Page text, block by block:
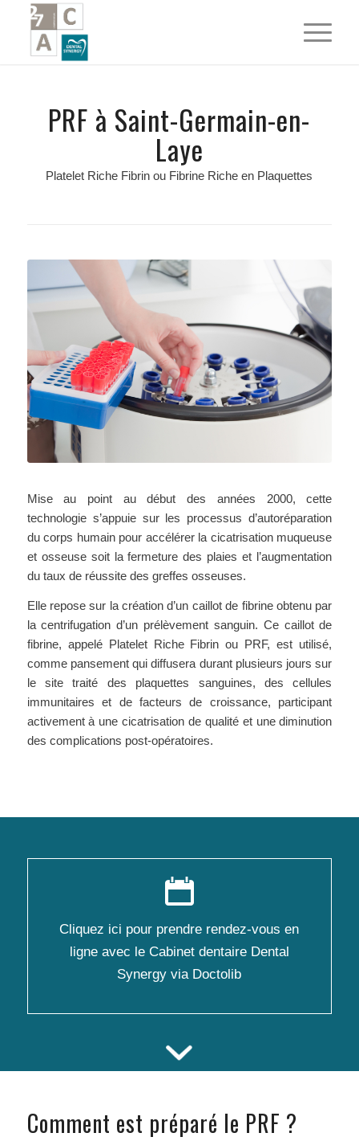
PRF à Saint-Germain-en-
Laye
Platelet Riche Fibrin ou Fibrine Riche en Plaquettes
Mise au point au début des années 2000, cette
technologie s’appuie sur les processus d’autoréparation
du corps humain pour accélérer la cicatrisation muqueuse
et osseuse soit la fermeture des plaies et l’augmentation
du taux de réussite des greffes osseuses.
Elle repose sur la création d’un caillot de fibrine obtenu par
la centrifugation d’un prélèvement sanguin. Ce caillot de
fibrine, appelé Platelet Riche Fibrin ou PRF, est utilisé,
comme pansement qui diffusera durant plusieurs jours sur
le site traité des plaquettes sanguines, des cellules
immunitaires et de facteurs de croissance, participant
activement à une cicatrisation de qualité et une diminution
des complications post-opératoires.
Cliquez ici pour prendre rendez-vous en
ligne avec le Cabinet dentaire Dental
Synergy via Doctolib
Comment est préparé le PRF ?